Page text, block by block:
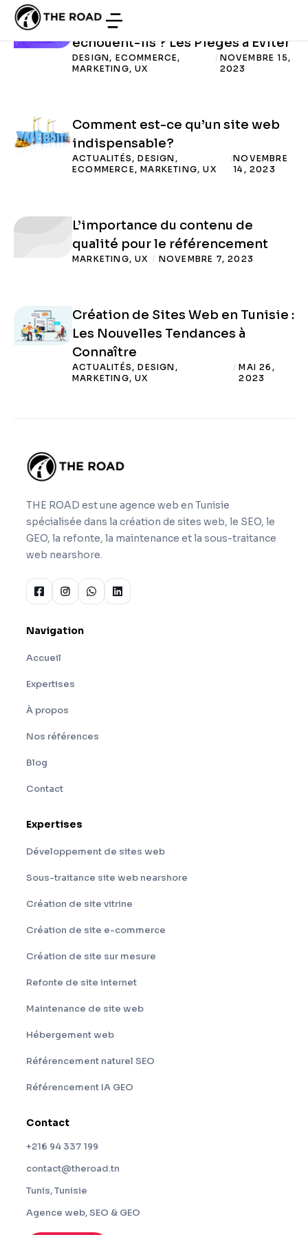
Pourquoi Certains Sites Web
échouent-ils ? Les Pièges à Éviter
DESIGN, ECOMMERCE,
MARKETING,UX
/ NOVEMBRE 15,
2023
Comment est-ce qu’un site web
indispensable?
ACTUALITÉS ,DESIGN ,
ECOMMERCE,MARKETING,UX
/NOVEMBRE
14, 2023
L’importance du contenu de
qualité pour le référencement
MARKETING,UX / NOVEMBRE 7, 2023
Création de Sites Web en Tunisie :
Les Nouvelles Tendances à
Connaître
ACTUALITÉS ,DESIGN ,
MARKETING,UX
/ MAI 26,
2023
THE ROAD est une agence web en Tunisie
spécialisée dans la création de sites web, le SEO, le
GEO, la refonte, la maintenance et la sous-traitance
web nearshore.
Navigation
Accueil
Expertises
À propos
Nos références
Blog
Contact
Expertises
Développement de sites web
Sous-traitance site web nearshore
Création de site vitrine
Création de site e-commerce
Création de site sur mesure
Refonte de site internet
Maintenance de site web
Hébergement web
Référencement naturel SEO
Référencement IA GEO
Contact
+216 94 337 199
contact@theroad.tn
Tunis, Tunisie
Agence web, SEO & GEO